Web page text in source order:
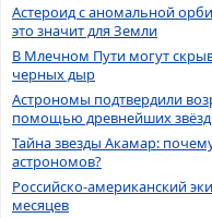
Астероид с аномальной
это значит для Земли
В Млечном Пути могут
черных дыр
Астрономы подтвердили
помощью древнейших звёзд
Тайна звезды Акамар:
астрономов?
Российско-американский
месяцев